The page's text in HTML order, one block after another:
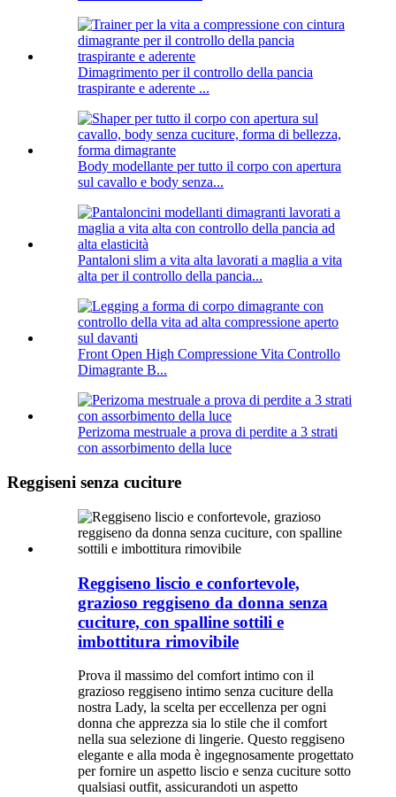
Dimagrimento per il controllo della pancia
traspirante e aderente ...
Body modellante per tutto il corpo con apertura
sul cavallo e body senza...
Pantaloni slim a vita alta lavorati a maglia a vita
alta per il controllo della pancia...
Front Open High Compressione Vita Controllo
Dimagrante B...
Perizoma mestruale a prova di perdite a 3 strati
con assorbimento della luce
Reggiseni senza cuciture
Reggiseno liscio e confortevole,
grazioso reggiseno da donna senza
cuciture, con spalline sottili e
imbottitura rimovibile
Prova il massimo del comfort intimo con il
grazioso reggiseno intimo senza cuciture della
nostra Lady, la scelta per eccellenza per ogni
donna che apprezza sia lo stile che il comfort
nella sua selezione di lingerie. Questo reggiseno
elegante e alla moda è ingegnosamente progettato
per fornire un aspetto liscio e senza cuciture sotto
qualsiasi outfit, assicurandoti un aspetto